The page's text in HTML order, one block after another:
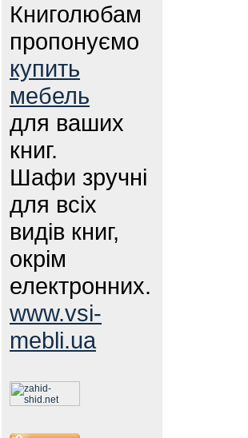
Книголюбам
пропонуємо
купить
мебель
для ваших
книг.
Шафи зручні
для всіх
видів книг,
окрім
електронних.
www.vsi-
mebli.ua